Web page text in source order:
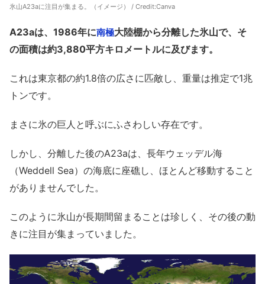
氷山A23aに注目が集まる。（イメージ） / Credit:Canva
A23aは、1986年に南極大陸棚から分離した氷山で、そ
の面積は約3,880平方キロメートルに及びます。
これは東京都の約1.8倍の広さに匹敵し、重量は推定で1兆
トンです。
まさに氷の巨人と呼ぶにふさわしい存在です。
しかし、分離した後のA23aは、長年ウェッデル海
（Weddell Sea）の海底に座礁し、ほとんど移動すること
がありませんでした。
このように氷山が長期間留まることは珍しく、その後の動
きに注目が集まっていました。